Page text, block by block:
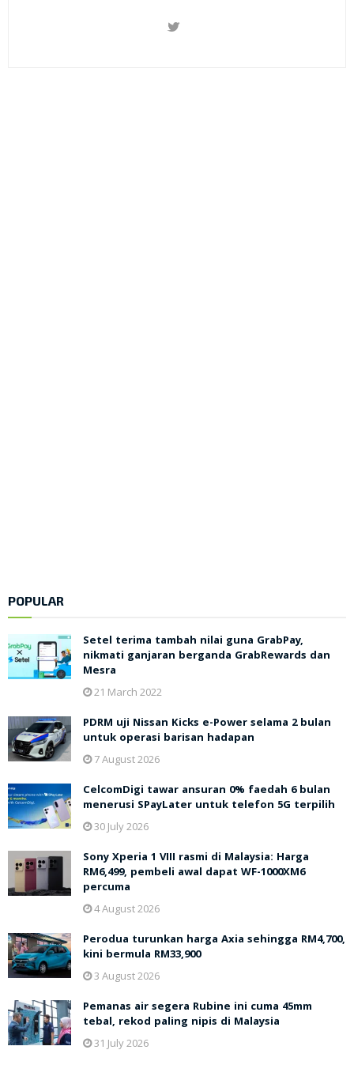
POPULAR
Setel terima tambah nilai guna GrabPay,
nikmati ganjaran berganda GrabRewards dan
Mesra
21 March 2022
PDRM uji Nissan Kicks e-Power selama 2 bulan
untuk operasi barisan hadapan
7 August 2026
CelcomDigi tawar ansuran 0% faedah 6 bulan
menerusi SPayLater untuk telefon 5G terpilih
30 July 2026
Sony Xperia 1 VIII rasmi di Malaysia: Harga
RM6,499, pembeli awal dapat WF-1000XM6
percuma
4 August 2026
Perodua turunkan harga Axia sehingga RM4,700,
kini bermula RM33,900
3 August 2026
Pemanas air segera Rubine ini cuma 45mm
tebal, rekod paling nipis di Malaysia
31 July 2026